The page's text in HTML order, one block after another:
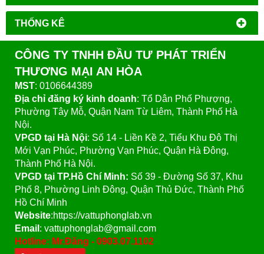
THỐNG KÊ
CÔNG TY TNHH ĐẦU TƯ PHÁT TRIỂN
THƯƠNG MẠI AN HÒA
MST: 0106644389
Địa chỉ đăng ký kinh doanh: Tổ Dân Phố Phượng,
Phường Tây Mỗ, Quận Nam Từ Liêm, Thành Phố Hà
Nội.
VPGD tại Hà Nội: Số 14 - Liền Kề 2, Tiểu Khu Đô Thị
Mới Vạn Phúc, Phường Vạn Phúc, Quận Hà Đông,
Thành Phố Hà Nội.
VPGD tại TP.Hồ Chí Minh: Số 39 - Đường Số 37, Khu
Phố 8, Phường Linh Đông, Quận Thủ Đức, Thành Phố
Hồ Chí Minh
Website:https://vattuphonglab.vn
Email : vattuphonglab@gmail.com
Hotline: Mr.Đăng - 0903.07.1102